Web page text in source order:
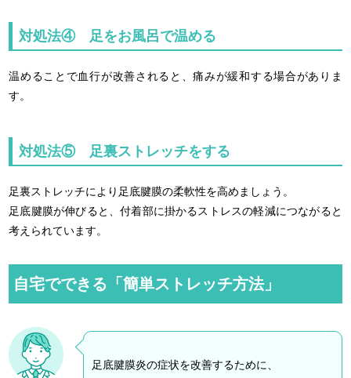
対処法④ 足をお風呂で温める
温めることで血行が改善されると、痛みが緩和する場合がありま
す。
対処法⑤ 足裏ストレッチをする
足裏ストレッチにより足底腱膜の柔軟性を高めましょう。
足底腱膜が伸びると、付着部に掛かるストレスの軽減につながると
考えられています。
自宅でできる「簡単ストレッチ方法」
足底腱膜炎の症状を改善するために、